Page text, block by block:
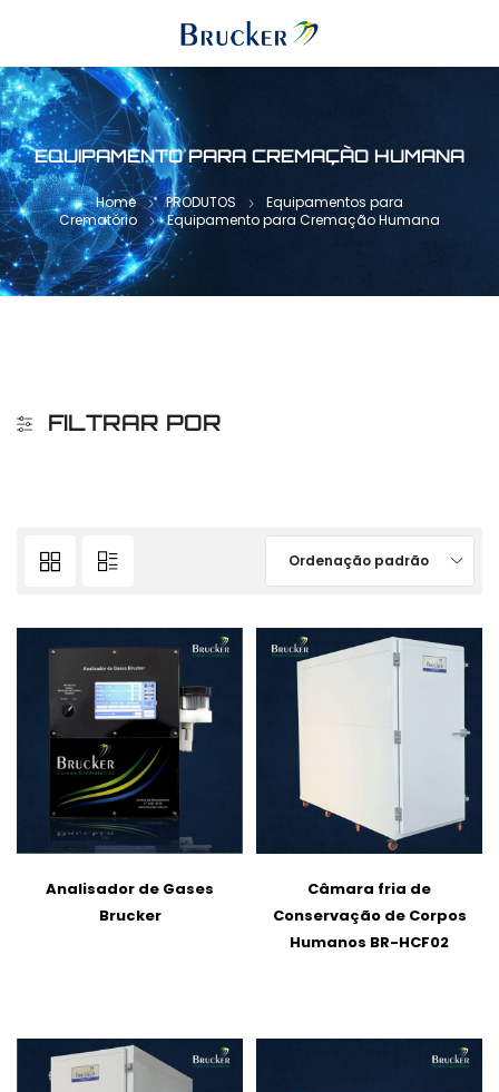
EQUIPAMENTO PARA CREMAÇÃO HUMANA
Home PRODUTOS
Equipamentos para
Crematório
Equipamento para Cremação Humana
FILTRAR POR
Ordenação padrão
Analisador de Gases
Brucker
Câmara fria de
Conservação de Corpos
Humanos BR-HCF02